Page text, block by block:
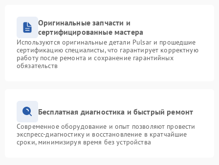
Оригинальные запчасти и
сертифицированные мастера
Используются оригинальные детали Pulsar и прошедшие
сертификацию специалисты, что гарантирует корректную
работу после ремонта и сохранение гарантийных
обязательств
Бесплатная диагностика и быстрый ремонт
Современное оборудование и опыт позволяют провести
экспресс-диагностику и восстановление в кратчайшие
сроки, минимизируя время без устройства